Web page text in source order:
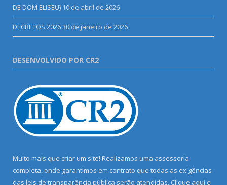
DE DOM ELISEU) 10 de abril de 2026
DECRETOS 202630 de janeiro de 2026
DESENVOLVIDO POR CR2
Muito mais que criar um site! Realizamos uma assessoria
completa, onde garantimos em contrato que todas as exigências
das leis de transparência pública serão atendidas. Clique aqui e